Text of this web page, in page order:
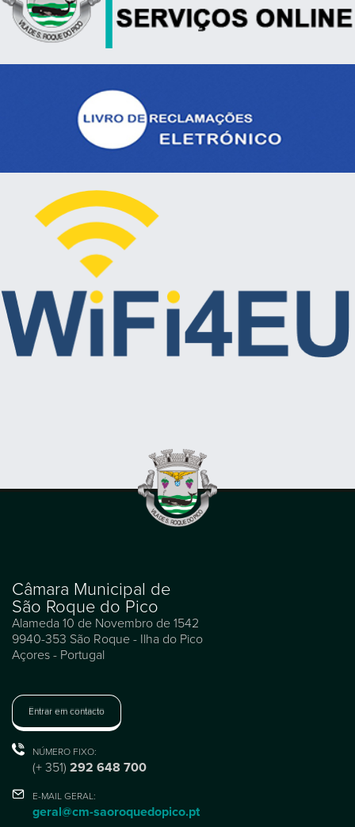
Câmara Municipal de
São Roque do Pico
Alameda 10 de Novembro de 1542
9940-353 São Roque - Ilha do Pico
Açores - Portugal
Entrar em contacto
NÚMERO FIXO:
(+ 351) 292 648 700
E-MAIL GERAL:
geral@cm-saoroquedopico.pt